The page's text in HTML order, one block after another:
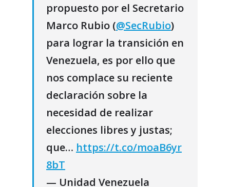
propuesto por el Secretario
Marco Rubio (@SecRubio)
para lograr la transición en
Venezuela, es por ello que
nos complace su reciente
declaración sobre la
necesidad de realizar
elecciones libres y justas;
que… https://t.co/moaB6yr
8bT
— Unidad Venezuela